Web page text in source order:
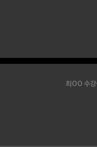
최OO 수강